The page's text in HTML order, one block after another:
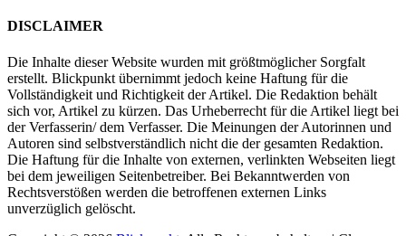
DISCLAIMER
Die Inhalte dieser Website wurden mit größtmöglicher Sorgfalt
erstellt. Blickpunkt übernimmt jedoch keine Haftung für die
Vollständigkeit und Richtigkeit der Artikel. Die Redaktion behält
sich vor, Artikel zu kürzen. Das Urheberrecht für die Artikel liegt bei
der Verfasserin/ dem Verfasser. Die Meinungen der Autorinnen und
Autoren sind selbstverständlich nicht die der gesamten Redaktion.
Die Haftung für die Inhalte von externen, verlinkten Webseiten liegt
bei dem jeweiligen Seitenbetreiber. Bei Bekanntwerden von
Rechtsverstößen werden die betroffenen externen Links
unverzüglich gelöscht.